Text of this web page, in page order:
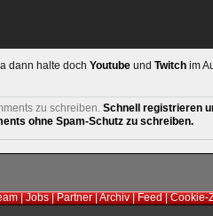
dann halte doch Youtube und Twitch im
zu schreiben. Schnell registrieren
ohne Spam-Schutz zu schreiben.
|Jobs|Partner|Archiv|Feed|Cookie-